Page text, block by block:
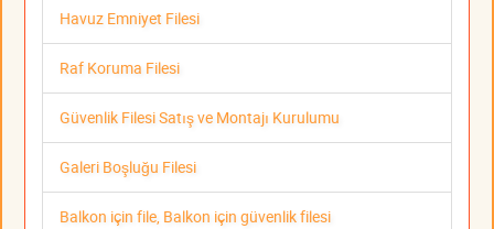
Havuz Emniyet Filesi
Raf Koruma Filesi
Güvenlik Filesi Satış ve Montajı Kurulumu
Galeri Boşluğu Filesi
Balkon için file, Balkon için güvenlik filesi